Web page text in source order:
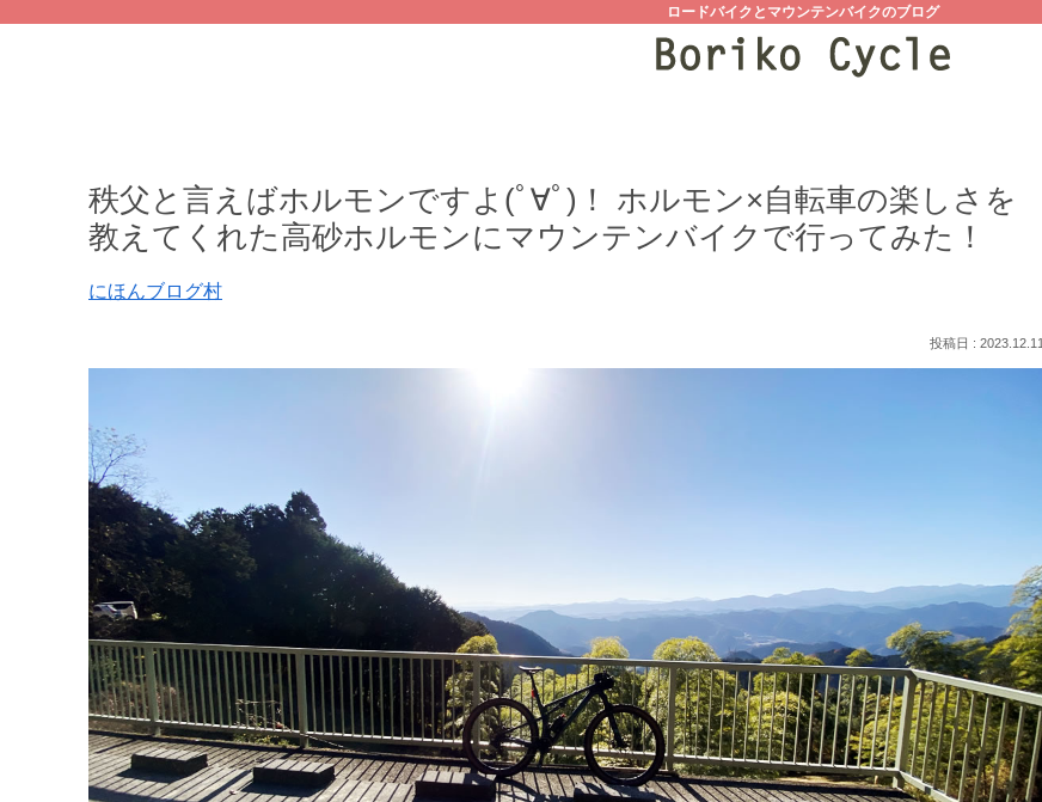
ロードバイクとマウンテンバイクのブログ
秩父と言えばホルモンですよ(ﾟ∀ﾟ)！ ホルモン×自転車の楽しさを
教えてくれた高砂ホルモンにマウンテンバイクで行ってみた！
にほんブログ村
2023.12.11